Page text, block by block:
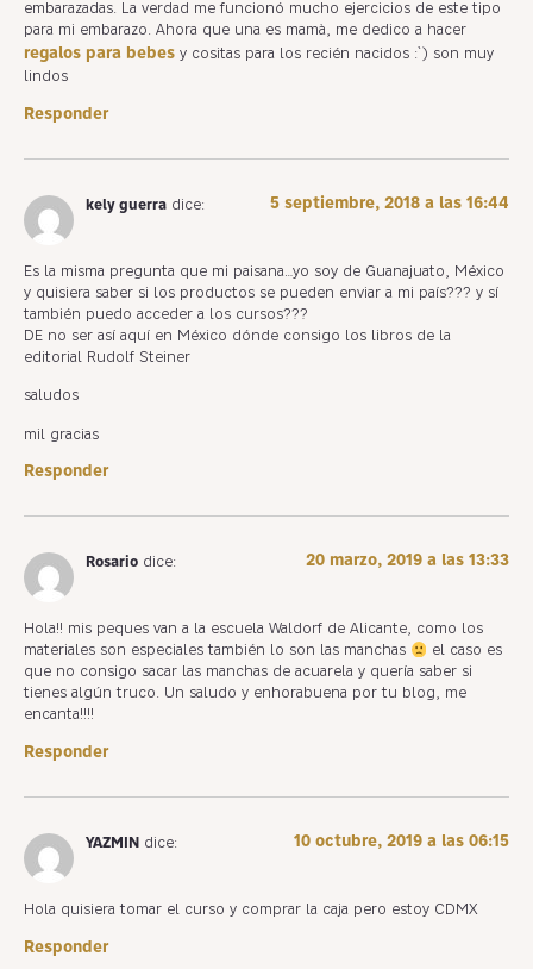
embarazadas. La verdad me funcionó mucho ejercicios de este tipo
para mi embarazo. Ahora que una es mamà, me dedico a hacer
regalos para bebes y cositas para los recién nacidos :`) son muy
lindos
Responder
kely guerra dice: 5 septiembre, 2018 a las 16:44
Es la misma pregunta que mi paisana…yo soy de Guanajuato, México
y quisiera saber si los productos se pueden enviar a mi país??? y sí
también puedo acceder a los cursos???
DE no ser así aquí en México dónde consigo los libros de la
editorial Rudolf Steiner
saludos
mil gracias
Responder
Rosario dice: 20 marzo, 2019 a las 13:33
Hola!! mis peques van a la escuela Waldorf de Alicante, como los
materiales son especiales también lo son las manchas
el caso es
que no consigo sacar las manchas de acuarela y quería saber si
tienes algún truco. Un saludo y enhorabuena por tu blog, me
encanta!!!!
Responder
YAZMIN dice: 10 octubre, 2019 a las 06:15
Hola quisiera tomar el curso y comprar la caja pero estoy CDMX
Responder